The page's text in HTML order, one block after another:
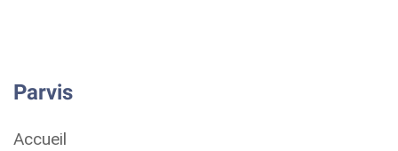
Parvis
Accueil